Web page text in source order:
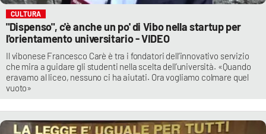
CULTURA
"Dispenso", c'è anche un po' di Vibo nella startup per
l'orientamento universitario - VIDEO
Il vibonese Francesco Carè è tra i fondatori dell’innovativo servizio
che mira a guidare gli studenti nella scelta dell’università. «Quando
eravamo al liceo, nessuno ci ha aiutati. Ora vogliamo colmare quel
vuoto»